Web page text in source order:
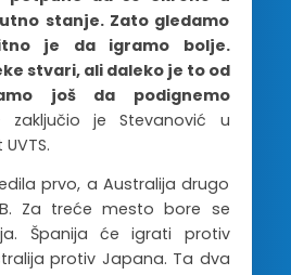
stanje. Zato gledamo
je da igramo bolje.
stvari, ali daleko je to od
još da podignemo
zaključio je Stevanović u
prvo, a Australija drugo
Za treće mesto bore se
Španija će igrati protiv
protiv Japana. Ta dva